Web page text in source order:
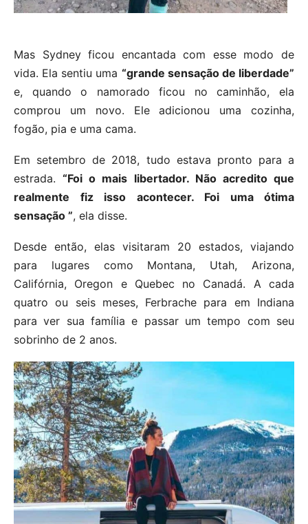
Mas Sydney ficou encantada com esse modo de
vida. Ela sentiu uma “grande sensação de liberdade”
e, quando o namorado ficou no caminhão, ela
comprou um novo. Ele adicionou uma cozinha,
fogão, pia e uma cama.
Em setembro de 2018, tudo estava pronto para a
estrada.“Foi o mais libertador. Não acredito que
realmente fiz isso acontecer. Foi uma ótima
sensação ”, ela disse.
Desde então, elas visitaram 20 estados, viajando
para lugares como Montana, Utah, Arizona,
Califórnia, Oregon e Quebec no Canadá. A cada
quatro ou seis meses, Ferbrache para em Indiana
para ver sua família e passar um tempo com seu
sobrinho de 2 anos.